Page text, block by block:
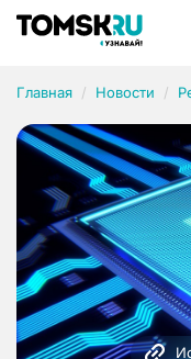
Главная Новости